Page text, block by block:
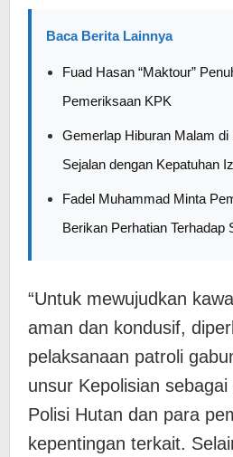
Baca Berita Lainnya
Fuad Hasan “Maktour”
Pemeriksaan KPK
Gemerlap Hiburan Malam di
Sejalan dengan Kepatuhan
Fadel Muhammad Minta
Berikan Perhatian Terhadap
“Untuk mewujudkan
aman dan kondusif,
pelaksanaan patroli
unsur Kepolisian
Polisi Hutan dan para
kepentingan terkait.